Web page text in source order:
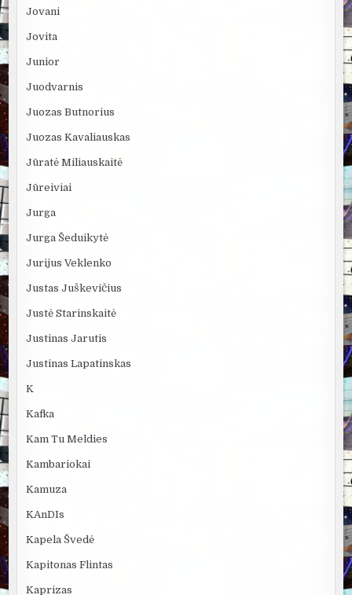
Jovani
Jovita
Junior
Juodvarnis
Juozas Butnorius
Juozas Kavaliauskas
Jūratė Miliauskaitė
Jūreiviai
Jurga
Jurga Šeduikytė
Jurijus Veklenko
Justas Juškevičius
Justė Starinskaitė
Justinas Jarutis
Justinas Lapatinskas
K
Kafka
Kam Tu Meldies
Kambariokai
Kamuza
KAnDIs
Kapela Švedė
Kapitonas Flintas
Kaprizas